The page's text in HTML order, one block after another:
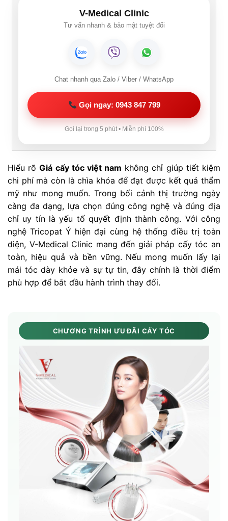
V-Medical Clinic
Tư vấn nhanh & bảo mật tuyệt đối
Chat nhanh qua Zalo / Viber / WhatsApp
Gọi ngay: 0943 847 799
Gọi lại trong 5 phút • Miễn phí 100%
Hiểu rõGiá cấy tóc việt nam không chỉ giúp tiết kiệm
chi phí mà còn là chìa khóa để đạt được kết quả thẩm
mỹ như mong muốn. Trong bối cảnh thị trường ngày
càng đa dạng, lựa chọn đúng công nghệ và đúng địa
chỉ uy tín là yếu tố quyết định thành công. Với công
nghệ Tricopat Ý hiện đại cùng hệ thống điều trị toàn
diện, V-Medical Clinic mang đến giải pháp cấy tóc an
toàn, hiệu quả và bền vững. Nếu mong muốn lấy lại
mái tóc dày khỏe và sự tự tin, đây chính là thời điểm
phù hợp để bắt đầu hành trình thay đổi.
CHƯƠNG TRÌNH ƯU ĐÃI CẤY TÓC